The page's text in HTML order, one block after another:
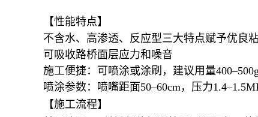
【性能特点】
不含水、高渗透、反应型三大特点赋予优良
可吸收路桥面层应力和噪音
施工便捷：可喷涂或涂刷，建议用量
喷涂参数：喷嘴距面50–60cm，压力
【施工流程】